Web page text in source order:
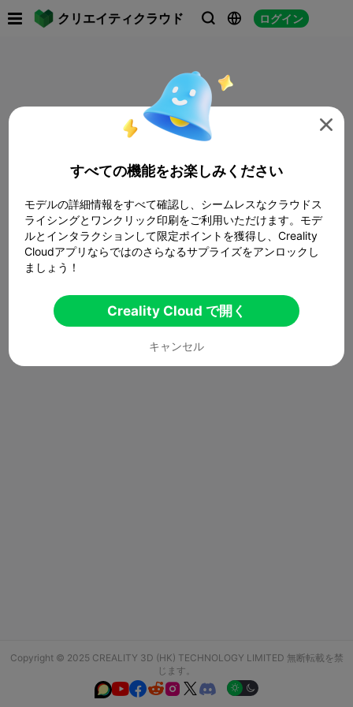
クリエイティクラウド   ログイン
Copyright © 2025 CREALITY 3D (HK) TECHNOLOGY LIMITED 無断転載を禁
じます。
  

すべての機能をお楽しみください
モデルの詳細情報をすべて確認し、シームレスなクラウドス
ライシングとワンクリック印刷をご利用いただけます。モデ
ルとインタラクションして限定ポイントを獲得し、Creality
Cloudアプリならではのさらなるサプライズをアンロックし
ましょう！
Creality Cloud で開く
キャンセル